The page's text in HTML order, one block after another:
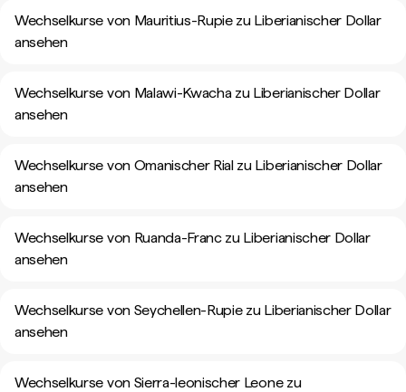
Wechselkurse von Mauritius-Rupie zu Liberianischer Dollar
ansehen
Wechselkurse von Malawi-Kwacha zu Liberianischer Dollar
ansehen
Wechselkurse von Omanischer Rial zu Liberianischer Dollar
ansehen
Wechselkurse von Ruanda-Franc zu Liberianischer Dollar
ansehen
Wechselkurse von Seychellen-Rupie zu Liberianischer Dollar
ansehen
Wechselkurse von Sierra-leonischer Leone zu